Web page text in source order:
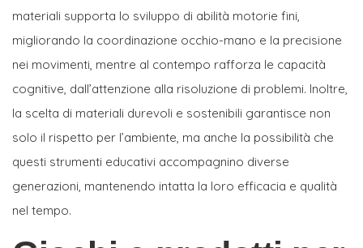
materiali supporta lo sviluppo di abilità motorie fini,
migliorando la coordinazione occhio-mano e la precisione
nei movimenti, mentre al contempo rafforza le capacità
cognitive, dall’attenzione alla risoluzione di problemi. Inoltre,
la scelta di materiali durevoli e sostenibili garantisce non
solo il rispetto per l’ambiente, ma anche la possibilità che
questi strumenti educativi accompagnino diverse
generazioni, mantenendo intatta la loro efficacia e qualità
nel tempo.